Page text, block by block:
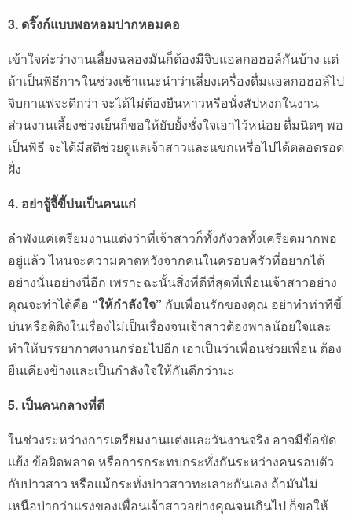
3. ดริ๊งก์แบบพอหอมปากหอมคอ
เข้าใจค่ะว่างานเลี้ยงฉลองมันก็ต้องมีจิบแอลกอฮอล์กันบ้าง แต่
ถ้าเป็นพิธีการในช่วงเช้าแนะนำว่าเลี่ยงเครื่องดื่มแอลกอฮอล์ไป
จิบกาแฟจะดีกว่า จะได้ไม่ต้องยืนหาวหรือนั่งสัปหงกในงาน
ส่วนงานเลี้ยงช่วงเย็นก็ขอให้ยับยั้งชั่งใจเอาไว้หน่อย ดื่มนิดๆ พอ
เป็นพิธี จะได้มีสติช่วยดูแลเจ้าสาวและแขกเหรื่อไปได้ตลอดรอด
ฝั่ง
4. อย่าจู้จี้ขี้บ่นเป็นคนแก่
ลำพังแค่เตรียมงานแต่งว่าที่เจ้าสาวก็ทั้งกังวลทั้งเครียดมากพอ
อยู่แล้ว ไหนจะความคาดหวังจากคนในครอบครัวที่อยากได้
อย่างนั่นอย่างนี่อีก เพราะฉะนั้นสิ่งที่ดีที่สุดที่เพื่อนเจ้าสาวอย่าง
คุณจะทำได้คือ “ให้กำลังใจ” กับเพื่อนรักของคุณ อย่าทำท่าทีขี้
บ่นหรือติติงในเรื่องไม่เป็นเรื่องจนเจ้าสาวต้องพาลน้อยใจและ
ทำให้บรรยากาศงานกร่อยไปอีก เอาเป็นว่าเพื่อนช่วยเพื่อน ต้อง
ยืนเคียงข้างและเป็นกำลังใจให้กันดีกว่านะ
5. เป็นคนกลางที่ดี
ในช่วงระหว่างการเตรียมงานแต่งและวันงานจริง อาจมีข้อขัด
แย้ง ข้อผิดพลาด หรือการกระทบกระทั่งกันระหว่างคนรอบตัว
กับบ่าวสาว หรือแม้กระทั่งบ่าวสาวทะเลาะกันเอง ถ้ามันไม่
เหนือบ่ากว่าแรงของเพื่อนเจ้าสาวอย่างคุณจนเกินไป ก็ขอให้